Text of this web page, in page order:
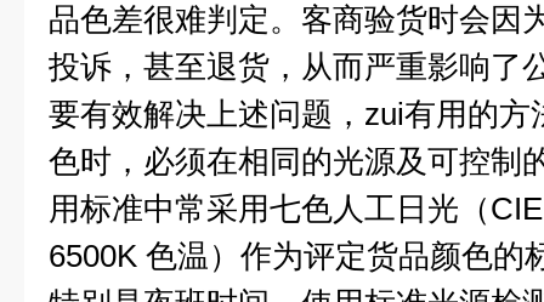
品色差很难判定。客商验货时会因
投诉，甚至退货，从而严重影响了
要有效解决上述问题，zui有用的
色时，必须在相同的光源及可控制
用标准中常采用七色人工日光（
6500K 色温）作为评定货品颜色的